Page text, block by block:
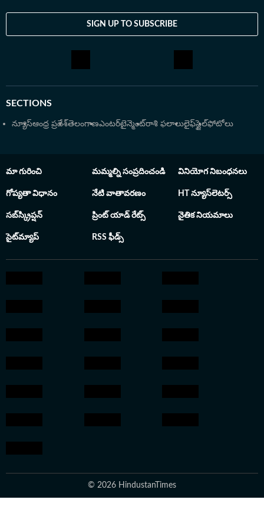
ఎంటర్‌టైన్మెంట్ సెక్షన్ల బాధ్యతలను చూసుకుంటున్నారు. ఈయన
ఉస్మానియా యూనివర్సిటీ నుంచి బీఎస్సీ (కంప్యూటర్ సైన్స్) పట్టా
పొందారు. సాంకేతిక పరిజ్ఞానంతో పాటు జర్నలిజంపై ఉన్న
పాఠకులకు అర్థమయ్యే రీతిలో అందించడం హరి ప్రసాద్ శైలి.
SIGN UP TO SUBSCRIBE
SECTIONS
న్యూస్ఆంధ్ర ప్రదేశ్తెలంగాణఎంటర్‌టైన్మెంట్రాశి ఫలాలులైఫ్‌స్టైల్ఫోటోలు
మా గురించి మమ్మల్ని సంప్రదించండి వినియోగ నిబంధనలు
గోప్యతా విధానం నేటి వాతావరణం HT న్యూస్‌లెటర్స్
సబ్‌స్క్రిప్షన్ ప్రింట్ యాడ్ రేట్స్ నైతిక నియమాలు
సైట్‌మ్యాప్ RSS ఫీడ్స్
© 2026 HindustanTimes